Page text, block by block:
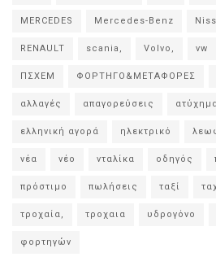
MERCEDES Mercedes-Benz
RENAULT scania, Volvo, vw
ΠΣΧΕΜ ΦΟΡΤΗΓΟ&ΜΕΤΑΦΟΡΕΣ
αλλαγές απαγορεύσεις
ελληνική αγορά ηλεκτρικό
νέα νέο νταλίκα οδηγός
πρόστιμο πωλήσεις ταξί
τροχαία, τροχαια υδρογόνο
φορτηγών